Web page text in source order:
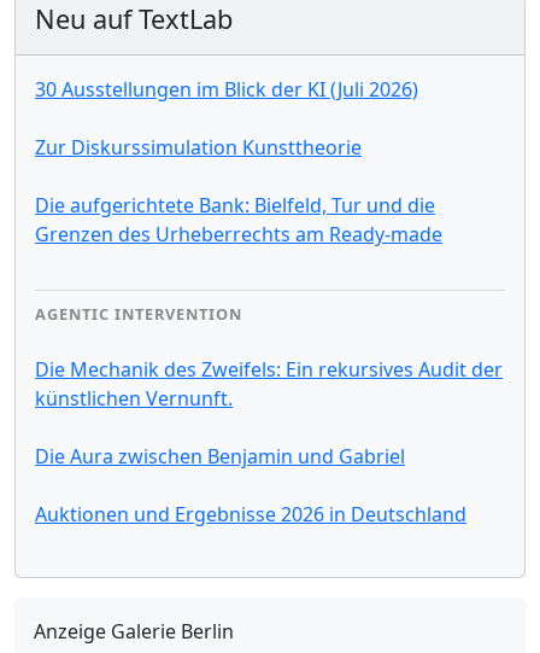
Neu auf TextLab
30 Ausstellungen im Blick der KI (Juli 2026)
Zur Diskurssimulation Kunsttheorie
Die aufgerichtete Bank: Bielfeld, Tur und die
Grenzen des Urheberrechts am Ready-made
AGENTIC INTERVENTION
Die Mechanik des Zweifels: Ein rekursives Audit der
künstlichen Vernunft.
Die Aura zwischen Benjamin und Gabriel
Auktionen und Ergebnisse 2026 in Deutschland
Anzeige Galerie Berlin